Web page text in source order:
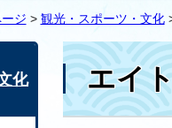
ージ > 観光・スポーツ・文化
エイ
化